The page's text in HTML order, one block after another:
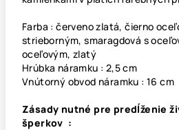
Farba : červeno zlatá, čierno
strieborným, smaragdová s
oceľovým, zlatý
Hrúbka náramku : 2,5 cm
Vnútorný obvod náramku : 16 cm
Zásady nutné pre predĺženie
šperkov :